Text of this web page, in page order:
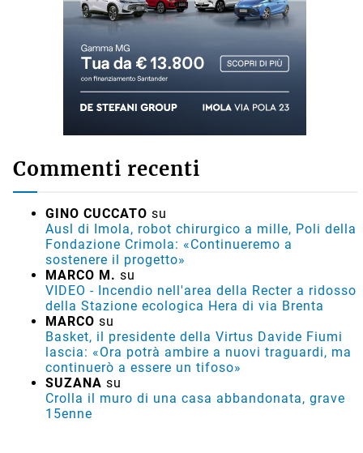
Commenti recenti
GINO CUCCATO su
Ausl di Imola, robot chirurgico a mille, Poli della
Fondazione Crimola: «Continueremo a
sostenere il progetto»
MARCO M. su
VIDEO - Incendio nell'area della Recter a ridosso
della Stazione ecologica Hera di via Brenta
MARCO su
Basket, il presidente della Virtus Davide Fiumi
lascia: «Ora potrà ambire a nuovi traguardi, ma
continuerò a essere un tifoso»
SUZANA su
Crolla il muro di una casa abbandonata, grave
15enne